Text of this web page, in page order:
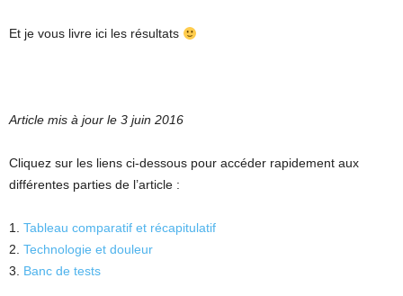
Et je vous livre ici les résultats
Article mis à jour le 3 juin 2016
Cliquez sur les liens ci-dessous pour accéder rapidement aux
différentes parties de l’article :
1. Tableau comparatif et récapitulatif
2. Technologie et douleur
3. Banc de tests